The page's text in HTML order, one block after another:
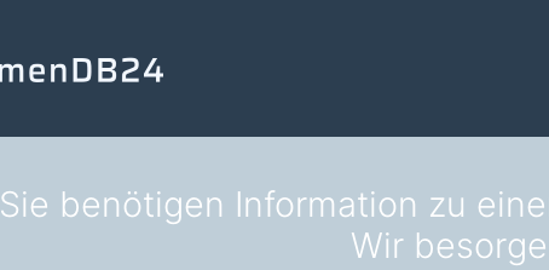
Sie benötigen Information zu
Wir